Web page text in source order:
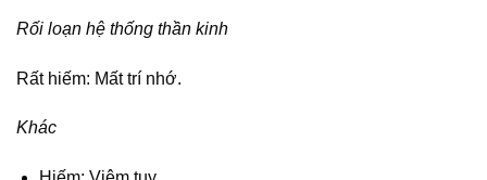
Rối loạn hệ thống thần kinh
Rất hiếm: Mất trí nhớ.
Khác